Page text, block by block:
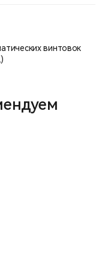
винтовок